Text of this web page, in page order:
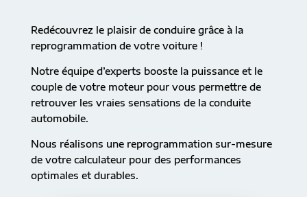
Redécouvrez le plaisir de conduire grâce à la
reprogrammation de votre voiture !
Notre équipe d’experts booste la puissance et le
couple de votre moteur pour vous permettre de
retrouver les vraies sensations de la conduite
automobile.
Nous réalisons une reprogrammation sur-mesure
de votre calculateur pour des performances
optimales et durables.